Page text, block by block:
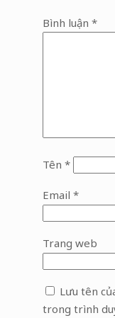
Bình luận *
Tên *
Email *
Trang web
Lưu tên
trong trình